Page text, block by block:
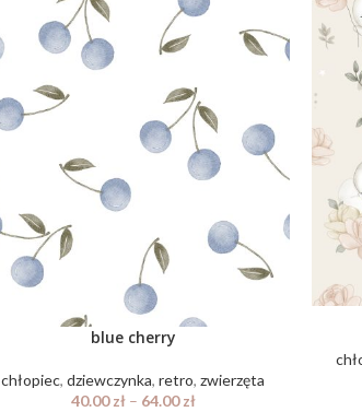
blue cherry
chłopiec,dziewczynka,retro,zwierzęta
40.00zł– 64.00zł